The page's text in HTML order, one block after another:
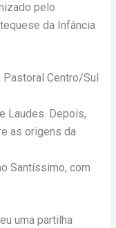
pelo
da Infância
Centro/Sul
Laudes. Depois,
as origens da
Santíssimo, com
uma partilha